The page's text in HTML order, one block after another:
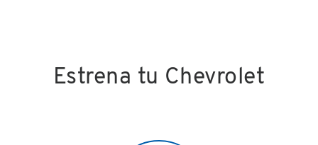
Estrena tu Chevrolet